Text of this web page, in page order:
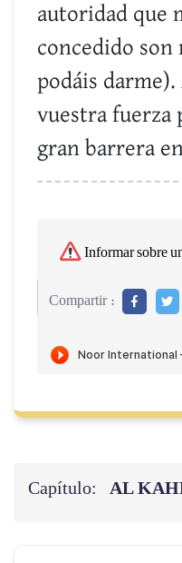
autoridad que
concedido son
podáis
vuestra fuerza
gran barrera
Informar sobre
Compartir :
Capítulo: AL